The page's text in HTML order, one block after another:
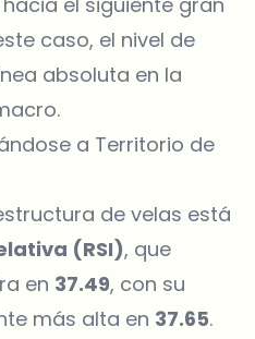
caso, el nivel de
absoluta en la
a Territorio de
de velas está
(RSI), que
en 37.49, con su
más alta en 37.65.